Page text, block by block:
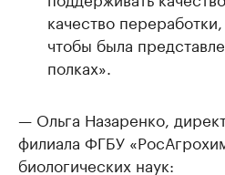
качество
чтобы была
полках».
— Ольга Назаренко,
филиала ФГБУ
биологических наук: